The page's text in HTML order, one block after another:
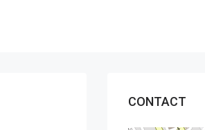
CONTACT